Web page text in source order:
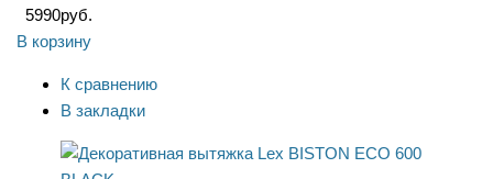
5990руб.
В корзину
К сравнению
В закладки